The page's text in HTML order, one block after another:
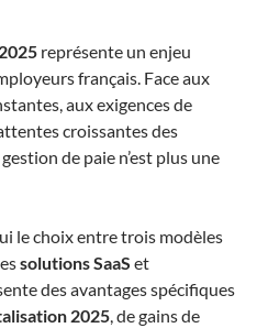
représente un enjeu
français. Face aux
aux exigences de
croissantes des
de paie n’est plus une
le choix entre trois modèles
solutions SaaS et
des avantages spécifiques
2025, de gains de